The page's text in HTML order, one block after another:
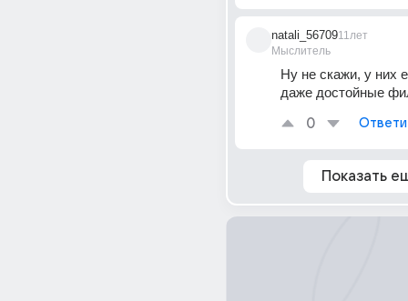
natali_56709
Мыслитель
11лет
Ну не скажи, у них
даже достойные
0
Показать